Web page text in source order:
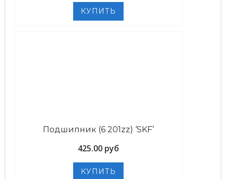
Подшипник (6 201zz) ‘SKF’
425.00 руб